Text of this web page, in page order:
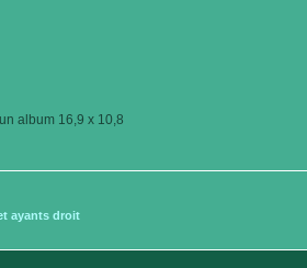
album 16,9 x 10,8
ayants droit